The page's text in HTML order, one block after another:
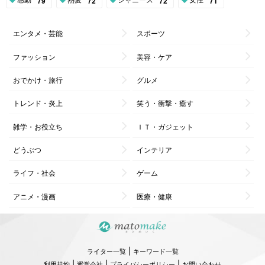
エンタメ・芸能 スポーツ
ファッション 美容・ケア
おでかけ・旅行 グルメ
トレンド・炎上 笑う・衝撃・癒す
雑学・お役立ち ＩＴ・ガジェット
どうぶつ インテリア
ライフ・社会 ゲーム
アニメ・漫画 医療・健康
ライター一覧| キーワード一覧